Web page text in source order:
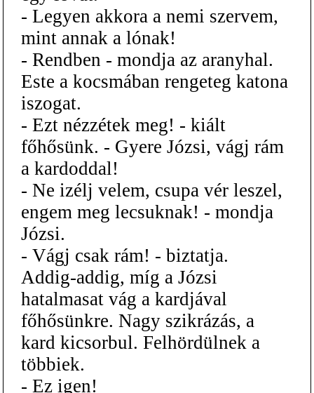
- Legyen akkora a nemi szervem,
mint annak a lónak!
- Rendben - mondja az aranyhal.
Este a kocsmában rengeteg katona
iszogat.
- Ezt nézzétek meg! - kiált
főhősünk. - Gyere Józsi, vágj rám
a kardoddal!
- Ne izélj velem, csupa vér leszel,
engem meg lecsuknak! - mondja
Józsi.
- Vágj csak rám! - biztatja.
Addig-addig, míg a Józsi
hatalmasat vág a kardjával
főhősünkre. Nagy szikrázás, a
kard kicsorbul. Felhördülnek a
többiek.
- Ez igen!